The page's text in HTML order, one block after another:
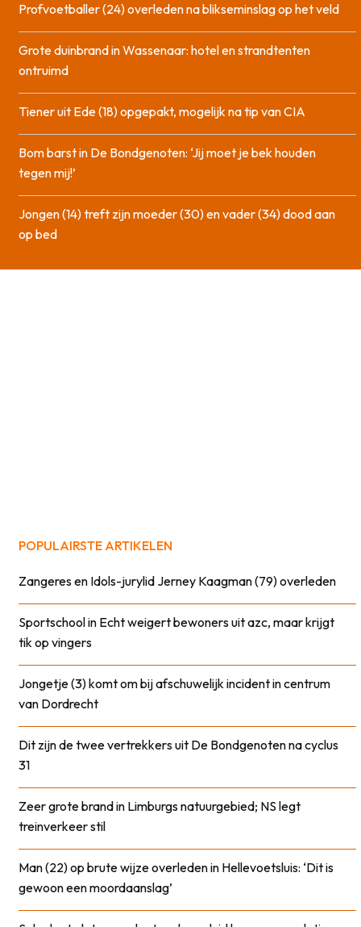
Profvoetballer (24) overleden na blikseminslag op het veld
Grote duinbrand in Wassenaar: hotel en strandtenten
ontruimd
Tiener uit Ede (18) opgepakt, mogelijk na tip van CIA
Bom barst in De Bondgenoten: ‘Jij moet je bek houden
tegen mij!’
Jongen (14) treft zijn moeder (30) en vader (34) dood aan
op bed
POPULAIRSTE ARTIKELEN
Zangeres en Idols-jurylid Jerney Kaagman (79) overleden
Sportschool in Echt weigert bewoners uit azc, maar krijgt
tik op vingers
Jongetje (3) komt om bij afschuwelijk incident in centrum
van Dordrecht
Dit zijn de twee vertrekkers uit De Bondgenoten na cyclus
31
Zeer grote brand in Limburgs natuurgebied; NS legt
treinverkeer stil
Man (22) op brute wijze overleden in Hellevoetsluis: ‘Dit is
gewoon een moordaanslag’